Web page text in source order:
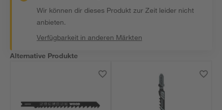
Wir können dir dieses Produkt zur Zeit leider nicht
anbieten.
Verfügbarkeit in anderen Märkten
Alternative Produkte